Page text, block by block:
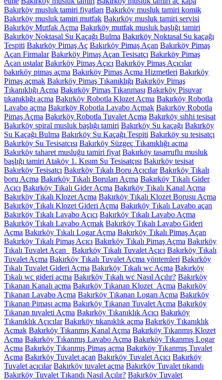
Bakırköy musluk tamiri fiyatları Bakırköy musluk tamiri komik
Bakırköy musluk tamiri mutfak Bakırköy musluk tamiri servisi
Bakırköy Mutfak Açma Bakırköy mutfak musluk başlığı tamiri
Bakırköy Noktasal Su Kaçağı Bulma Bakırköy Noktasal Su kaçağı
Tespiti Bakırköy Pimaş Aç Bakırköy Pimaş Açan Bakırköy Pimaş
Açan Firmalar Bakırköy Pimaş Açan Tesisatçı Bakırköy Pimaş
Açan ustalar Bakırköy Pimaş Açıcı Bakırköy Pimaş Açıcılar
bakırköy pimaş açma Bakırköy Pimaş Açma Hizmetleri Bakırköy
Pimaş açmak Bakırköy Pimaş Tıkanıklığı Bakırköy Pimaş
Tıkanıklığı Açma Bakırköy Pimaş Tıkanması Bakırköy Pisuvar
tıkanıklığı açma Bakırköy Robotla Klozet Açma Bakırköy Robotla
Lavabo açma Bakırköy Robotla Lavabo Açmak Bakırköy Robotla
Pimaş Açma Bakırköy Robotla Tuvalet Açma Bakırköy sıhhi tesisat
Bakırköy spiral musluk başlığı tamiri Bakırköy Su kaçağı Bakırköy
Su Kaçağı Bulma Bakırköy Su Kaçağı Tespiti Bakırköy su tesisatçı
Bakırköy Su Tesisatçısı Bakırköy Süzgeç Tıkanıklığı açma
Bakırköy taharet musluğu tamiri fiyat Bakırköy tasarruflu musluk
başlığı tamiri Ataköy 1. Kısım Su Tesisatçısı Bakırköy tesisat
Bakırköy Tesisatçı Bakırköy Tıkalı Boru Açıcılar Bakırköy Tıkalı
boru Açma Bakırköy Tıkalı Boruları Açma Bakırköy Tıkalı Gider
Açıcı Bakırköy Tıkalı Gider Açma Bakırköy Tıkalı Kanal Açma
Bakırköy Tıkalı Klozet Açma Bakırköy Tıkalı Klozet Borusu Açma
Bakırköy Tıkalı Klozet Gideri Açma Bakırköy Tıkalı Lavabo açan
Bakırköy Tıkalı Lavabo Açıcı Bakırköy Tıkalı Lavabo Açma
Bakırköy Tıkalı Lavabo Açmak Bakırköy Tıkalı Lavabo Gideri
Açma Bakırköy Tıkalı Logar Açma Bakırköy Tıkalı Pimaş Açan
Bakırköy Tıkalı Pimaş Açıcı Bakırköy Tıkalı Pimaş Açma Bakırköy
Tıkalı Tuvalet Açan
Bakırköy Tıkalı Tuvalet Açıcı Bakırköy Tıkalı
Tuvalet Açma Bakırköy Tıkalı Tuvalet Açma yöntemleri Bakırköy
Tıkalı Tuvalet Gideri Açma Bakırköy Tıkalı wc Açma Bakırköy
Tıkalı wc gideri açma Bakırköy Tıkalı wc Nasıl Açılır? Bakırköy
Tıkanan Kanalı açma Bakırköy Tıkanan Klozet Açma Bakırköy
Tıkanan Lavabo Açma Bakırköy Tıkanan Logarı Açma Bakırköy
Tıkanan Pimaşı açma Bakırköy Tıkanan Tuvalet Açma Bakırköy
Tıkanan tuvaleti Açma Bakırköy Tıkanıklık Açıcı Bakırköy
Tıkanıklık Açıcılar Bakırköy tıkanıklık açma Bakırköy Tıkanıklık
Açmak Bakırköy Tıkanmış Kanal Açma Bakırköy Tıkanmış Klozet
Açma Bakırköy Tıkanmış Lavabo Açma Bakırköy Tıkanmış Logar
Açma Bakırköy Tıkanmış Pimaş açma Bakırköy Tıkanmış Tuvalet
Açma Bakırköy Tuvalet açan Bakırköy Tuvalet Açıcı Bakırköy
Tuvalet açıcılar Bakırköy tuvalet açma Bakırköy Tuvalet tıkandı
Bakırköy Tuvalet Tıkandı Nasıl Açılır? Bakırköy Tuvalet